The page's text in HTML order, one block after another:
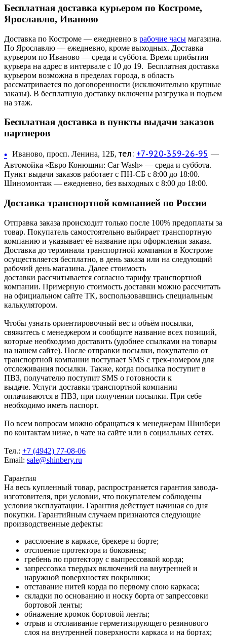
Бесплатная доставка курьером по Костроме,
Ярославлю, Иваново
Доставка по Костроме — ежедневно в рабочие часы магазина.
По Ярославлю — ежедневно, кроме выходных. Доставка
курьером по Иваново — среда и суббота. Время прибытия
курьера на адрес в интервале с 10 до 19. Бесплатная доставка
курьером возможна в пределах города, в область
рассматривается по договоренности (исключительно крупные
заказы). В бесплатную доставку включены разгрузка и подъем
на этаж.
Бесплатная доставка в пункты выдачи заказов
партнеров
• Иваново, просп. Ленина, 12Б, тел: +7-920-359-26-95 —
Автомойка «Евро Конюшни: Car Wash» — среда и суббота.
Пункт выдачи заказов работает с ПН-СБ с 8:00 до 18:00.
Шиномонтаж — ежедневно, без выходных с 8:00 до 18:00.
Доставка транспортной компанией по России
Отправка заказа происходит только после 100% предоплаты за
товар. Покупатель самостоятельно выбирает транспортную
компанию и указывает её название при оформлении заказа.
Доставка до терминала транспортной компании в Костроме
осуществляется бесплатно, в день заказа или на следующий
рабочий день магазина. Далее стоимость
доставки рассчитывается согласно тарифу транспортной
компании. Примерную стоимость доставки можно рассчитать
на официальном сайте ТК, воспользовавшись специальным
калькулятором.
Чтобы узнать ориентировочный вес и объём посылки,
свяжитесь с менеджером и сообщите название всех позиций,
которые необходимо доставить (удобнее ссылками на товары
на нашем сайте). После отправки посылки, покупателю от
транспортной компании поступает SMS с трек-номером для
отслеживания посылки. Также, когда посылка поступит в
ПВЗ, получателю поступит SMS о готовности к
выдаче. Услуги доставки транспортной компании
оплачиваются в ПВЗ, при получении посылки. При себе
необходимо иметь паспорт.
По всем вопросам можно обращаться к менеджерам Шинбери
по контактам ниже, в чате на сайте или в социальных сетях.
Тел.: +7 (4942) 77-08-06
Email: sale@shinbery.ru
Гарантия
На весь купленный товар, распространяется гарантия завода-
изготовителя, при условии, что покупателем соблюдены
условия эксплуатации. Гарантия действует начиная со дня
покупки. Гарантийным случаем признаются следующие
производственные дефекты:
расслоение в каркасе, брекере и борте;
отслоение протектора и боковины;
гребень по протектору с выпрессовкой корда;
запрессовка твердых включений на внутренней и
наружной поверхностях покрышки;
отставание нитей корда по первому слою каркаса;
складки по основанию и носку борта от запрессовки
бортовой ленты;
обнажение кромок бортовой ленты;
отрыв и отслаивание герметизирующего резинового
слоя на внутренней поверхности каркаса и на бортах;